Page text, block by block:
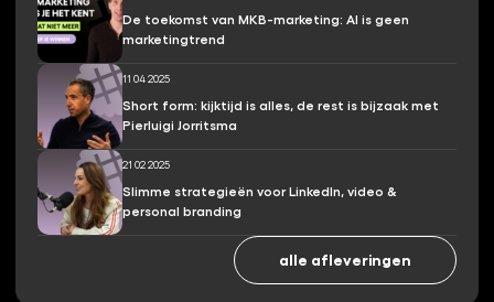
De toekomst van MKB-marketing: AI is geen
marketingtrend
11 04 2025
Short form: kijktijd is alles, de rest is bijzaak met
Pierluigi Jorritsma
21 02 2025
Slimme strategieën voor LinkedIn, video &
personal branding
alle afleveringen